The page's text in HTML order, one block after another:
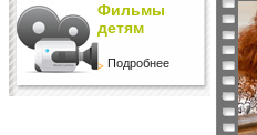
Фильмы
детям
Подробнее